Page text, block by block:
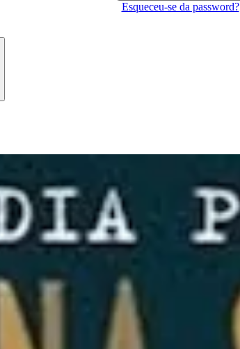
Esqueceu-se da password?